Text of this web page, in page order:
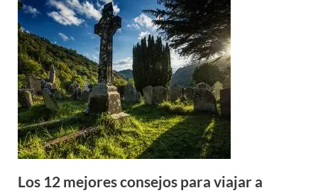
Los 12 mejores consejos para viajar a